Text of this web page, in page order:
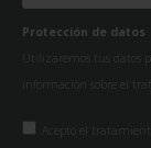
Protección de datos
Utilizaremos tus datos
información sobre el
Acepto el